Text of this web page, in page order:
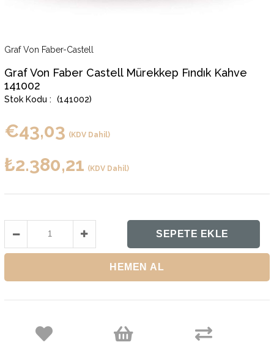
Graf Von Faber-Castell
Graf Von Faber Castell Mürekkep Fındık Kahve
141002
(141002)
€43,03 (KDV Dahil)
₺2.380,21 (KDV Dahil)